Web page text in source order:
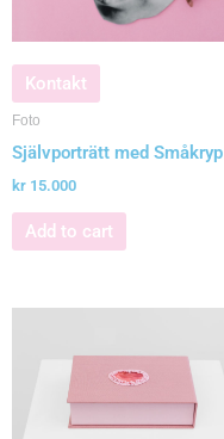
Kontakt
Foto
Självporträtt med Småkryp
kr 15.000
Add to cart